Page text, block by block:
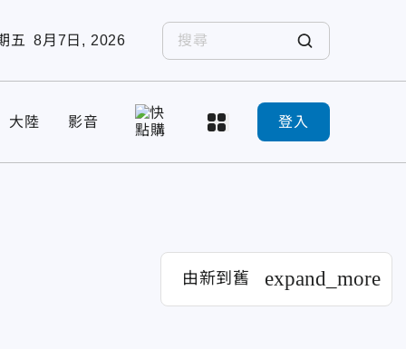
五 8月7日, 2026
大陸 影音 登入
由新到舊 expand_more